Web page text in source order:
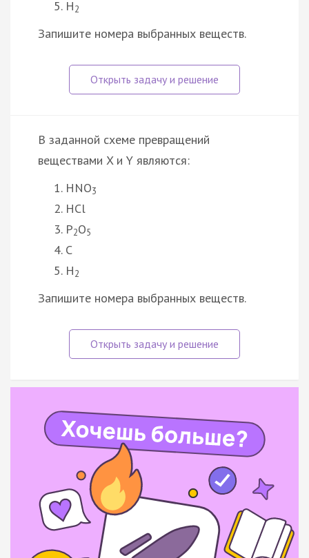
H2
Запишите номера выбранных веществ.
В заданной схеме превращений
веществами X и Y являются:
HNO3
HCl
P2O5
C
H2
Запишите номера выбранных веществ.